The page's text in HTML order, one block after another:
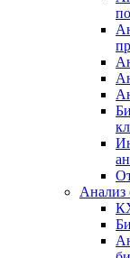
Анализ